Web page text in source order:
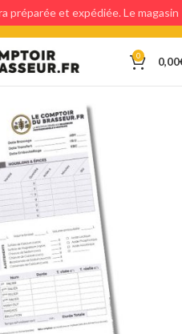
0 0,00
préparée et expédiée. Le magasin
magasin ne sera possible.